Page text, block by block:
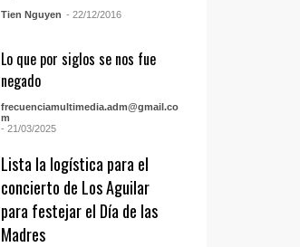
Tien Nguyen - 22/12/2016
Lo que por siglos se nos fue
negado
frecuenciamultimedia.adm@gmail.co
m
- 21/03/2025
Lista la logística para el
concierto de Los Aguilar
para festejar el Día de las
Madres